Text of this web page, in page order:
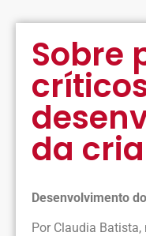
Sobre
da
Desenvolvimento
Por Claudia